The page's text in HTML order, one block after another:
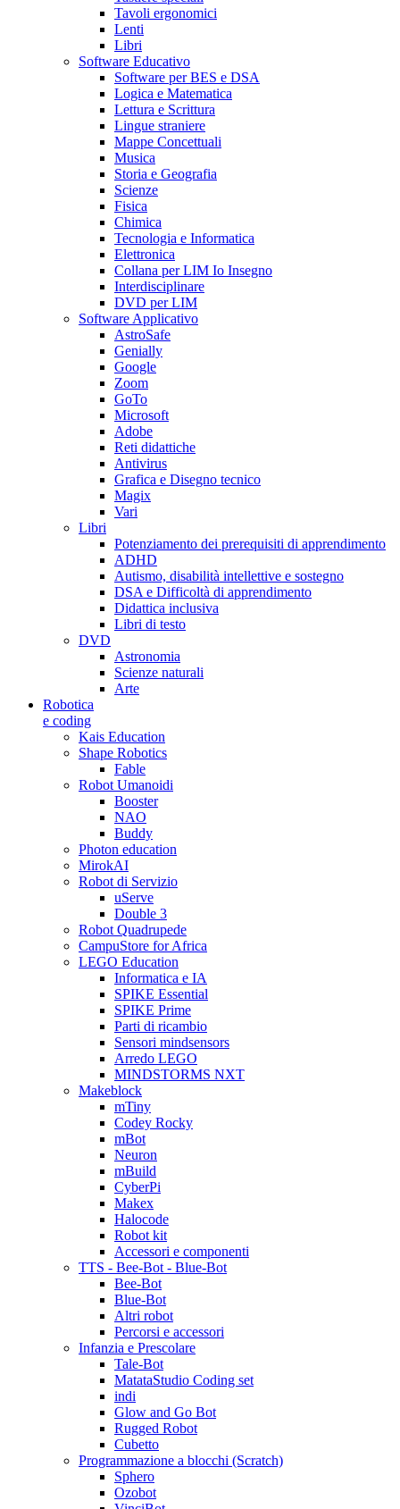
Tavoli ergonomici
Lenti
Libri
Software Educativo
Software per BES e DSA
Logica e Matematica
Lettura e Scrittura
Lingue straniere
Mappe Concettuali
Musica
Storia e Geografia
Scienze
Fisica
Chimica
Tecnologia e Informatica
Elettronica
Collana per LIM Io Insegno
Interdisciplinare
DVD per LIM
Software Applicativo
AstroSafe
Genially
Google
Zoom
GoTo
Microsoft
Adobe
Reti didattiche
Antivirus
Grafica e Disegno tecnico
Magix
Vari
Libri
Potenziamento dei prerequisiti di apprendimento
ADHD
Autismo, disabilità intellettive e sostegno
DSA e Difficoltà di apprendimento
Didattica inclusiva
Libri di testo
DVD
Astronomia
Scienze naturali
Arte
Robotica
e coding
Kais Education
Shape Robotics
Fable
Robot Umanoidi
Booster
NAO
Buddy
Photon education
MirokAI
Robot di Servizio
uServe
Double 3
Robot Quadrupede
CampuStore for Africa
LEGO Education
Informatica e IA
SPIKE Essential
SPIKE Prime
Parti di ricambio
Sensori mindsensors
Arredo LEGO
MINDSTORMS NXT
Makeblock
mTiny
Codey Rocky
mBot
Neuron
mBuild
CyberPi
Makex
Halocode
Robot kit
Accessori e componenti
TTS - Bee-Bot - Blue-Bot
Bee-Bot
Blue-Bot
Altri robot
Percorsi e accessori
Infanzia e Prescolare
Tale-Bot
MatataStudio Coding set
indi
Glow and Go Bot
Rugged Robot
Cubetto
Programmazione a blocchi (Scratch)
Sphero
Ozobot